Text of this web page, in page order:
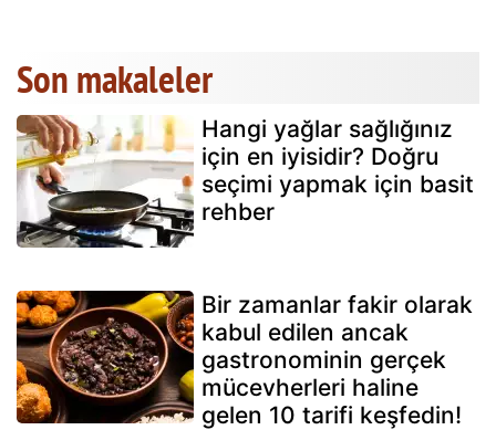
Son makaleler
Hangi yağlar sağlığınız
için en iyisidir? Doğru
seçimi yapmak için basit
rehber
Bir zamanlar fakir olarak
kabul edilen ancak
gastronominin gerçek
mücevherleri haline
gelen 10 tarifi keşfedin!